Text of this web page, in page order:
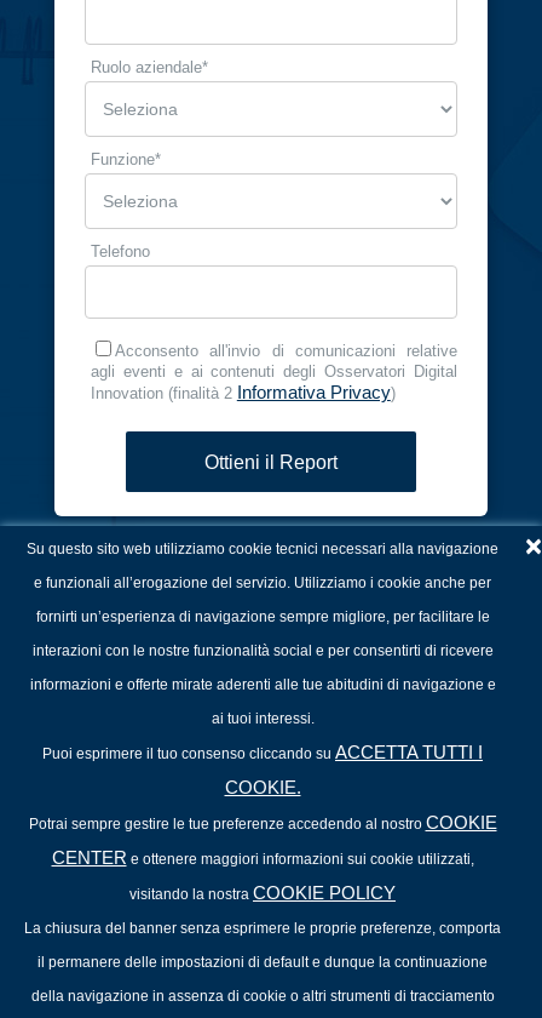
Ruolo aziendale​*
Funzione*
Telefono
Acconsento all'invio di comunicazioni relative
agli eventi e ai contenuti degli Osservatori Digital
Innovation (finalità 2 Informativa Privacy)
Osservatorio Blockchain &
Distributed Ledger
Il glossario della Blockchain:
tutte le definizioni
×
Su questo sito web utilizziamo cookie tecnici necessari alla navigazione
e funzionali all’erogazione del servizio. Utilizziamo i cookie anche per
fornirti un’esperienza di navigazione sempre migliore, per facilitare le
interazioni con le nostre funzionalità social e per consentirti di ricevere
informazioni e offerte mirate aderenti alle tue abitudini di navigazione e
ai tuoi interessi.
Puoi esprimere il tuo consenso cliccando su ACCETTA TUTTI I
COOKIE.
Potrai sempre gestire le tue preferenze accedendo al nostro COOKIE
CENTER e ottenere maggiori informazioni sui cookie utilizzati,
visitando la nostra COOKIE POLICY
La chiusura del banner senza esprimere le proprie preferenze, comporta
il permanere delle impostazioni di default e dunque la continuazione
della navigazione in assenza di cookie o altri strumenti di tracciamento